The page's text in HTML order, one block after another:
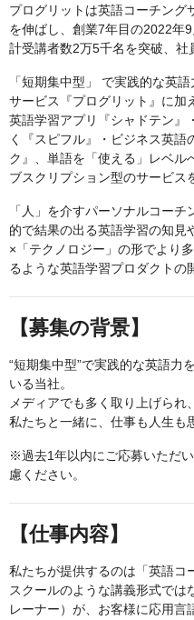
プログリットは英語コーチング
を伸ばし、創業7年目の2022年
計受講者数2万5千名を突破、社
「短期集中型」 で実践的な英
サービス『プログリット』に加
英語学習アプリ『シャドテン』
く『スピフル』・ビジネス英
ク』、単語を「使える」レベル
ブスクリプション型のサービス
「人」を介すパーソナルコー
的で結果の出る英語学習の知見
×「テクノロジー」の形でより
るような英語学習プロダクトの
【募集の背景】
“短期集中型”で実践的な英語力
いる当社。
メディアでも多く取り上げられ
私たちと一緒に、仕事も人生も
※過去1年以内にご応募いただ
慮ください。
【仕事内容】
私たちが提供するのは「英語コ
スクールのような講義形式では
レーナー）が、お客様に応用言